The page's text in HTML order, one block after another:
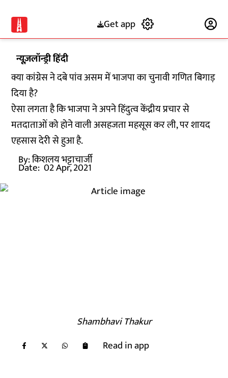
Get app
न्यूज़लॉन्ड्री हिंदी
क्या कांग्रेस ने दबे पांव असम में भाजपा का चुनावी गणित बिगाड़
दिया है?
ऐसा लगता है कि भाजपा ने अपने हिंदुत्व केंद्रीय प्रचार से
मतदाताओं को होने वाली असहजता महसूस कर ली, पर शायद
एहसास देरी से हुआ है.
By:किशलय भट्टाचार्जी
Date: 02 Apr, 2021
Shambhavi Thakur
Read in app